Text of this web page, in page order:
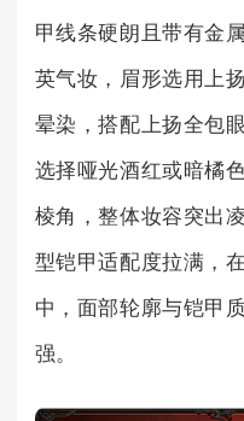
甲线条硬朗且带有金
英气妆，眉形选用上
晕染，搭配上扬全包
选择哑光酒红或暗橘
棱角，整体妆容突出
型铠甲适配度拉满，
中，面部轮廓与铠甲
强。